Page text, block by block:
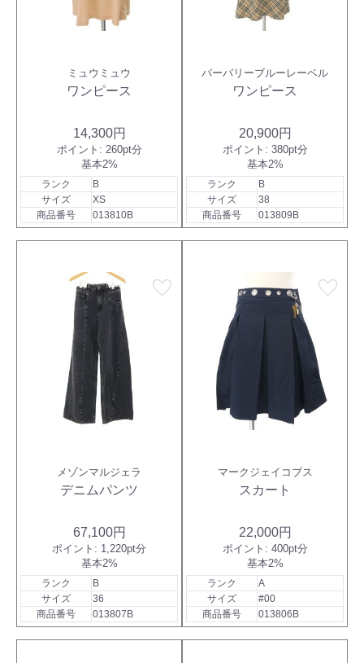
ミュウミュウ
ワンピース
14,300円
ポイント: 260pt分
基本2%
ランク
B
サイズ
XS
商品番号
013810B
バーバリーブルーレーベル
ワンピース
20,900円
ポイント: 380pt分
基本2%
ランク
B
サイズ
38
商品番号
013809B
favorite
メゾンマルジェラ
デニムパンツ
67,100円
ポイント: 1,220pt分
基本2%
ランク
B
サイズ
36
商品番号
013807B
favorite
マークジェイコブス
スカート
22,000円
ポイント: 400pt分
基本2%
ランク
A
サイズ
#00
商品番号
013806B